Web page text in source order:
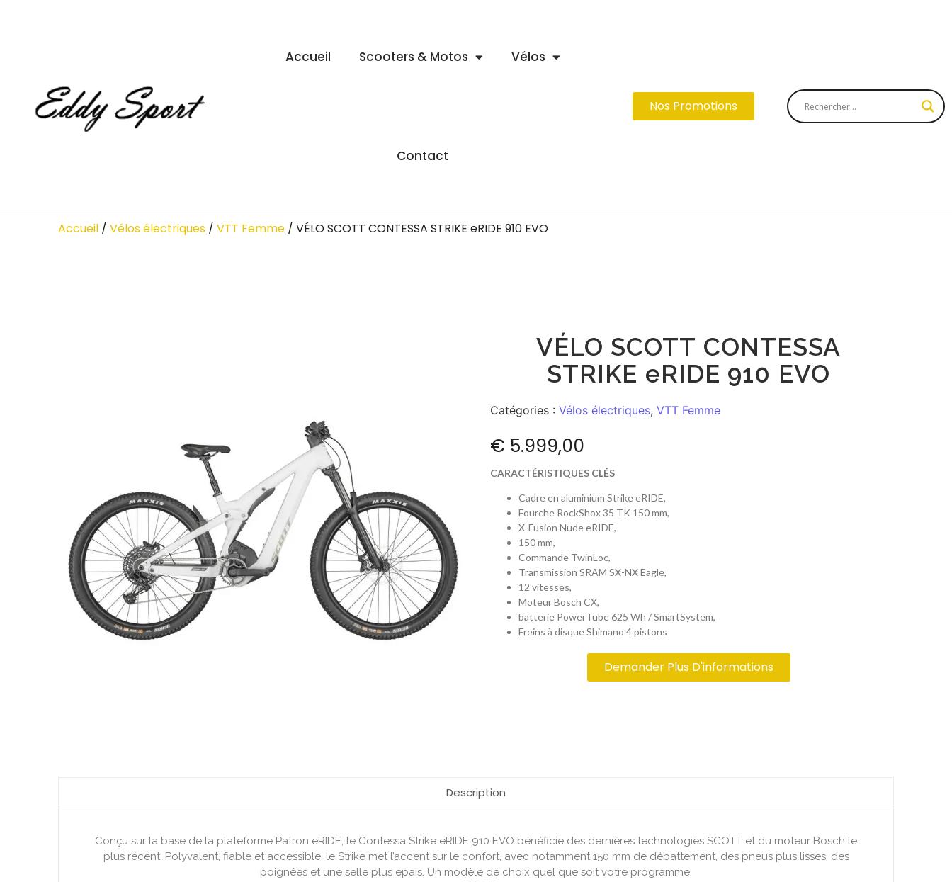
Accueil Scooters & Motos Vélos
Contact
Nos Promotions
Accueil / Vélos électriques / VTT Femme / VÉLO SCOTT CONTESSA STRIKE eRIDE 910 EVO
VÉLO SCOTT CONTESSA
STRIKE eRIDE 910 EVO
Catégories : Vélos électriques, VTT Femme
€ 5.999,00
CARACTÉRISTIQUES CLÉS
Cadre en aluminium Strike eRIDE,
Fourche RockShox 35 TK 150 mm,
X-Fusion Nude eRIDE,
150 mm,
Commande TwinLoc,
Transmission SRAM SX-NX Eagle,
12 vitesses,
Moteur Bosch CX,
batterie PowerTube 625 Wh / SmartSystem,
Freins à disque Shimano 4 pistons
Demander Plus D'informations
Description
Conçu sur la base de la plateforme Patron eRIDE, le Contessa Strike eRIDE 910 EVO bénéficie des dernières technologies SCOTT et du moteur Bosch le
plus récent. Polyvalent, fiable et accessible, le Strike met l’accent sur le confort, avec notamment 150 mm de débattement, des pneus plus lisses, des
poignées et une selle plus épais. Un modèle de choix quel que soit votre programme.